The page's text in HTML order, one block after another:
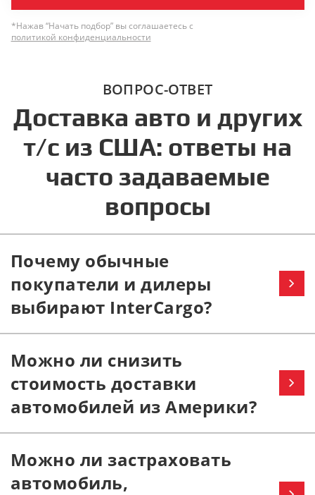
*Нажав “Начать подбор” вы соглашаетесь с
политикой конфиденциальности
ВОПРОС-ОТВЕТ
Доставка авто и других
т/с из США: ответы на
часто задаваемые
вопросы
Почему обычные
покупатели и дилеры
выбирают InterCargo?
Можно ли снизить
стоимость доставки
автомобилей из Америки?
Можно ли застраховать
автомобиль,